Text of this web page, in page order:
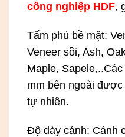
công nghiệp HDF,
Tấm phủ bề mặt:
Veneer sồi, Ash,
Maple,
mm bên ngoài
tự nhiên.
Độ dày cánh: Cánh